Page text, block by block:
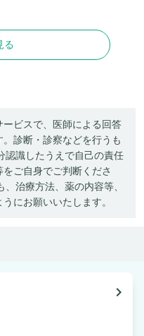
る
ビスで、医師による回答
診断・診察などを行うも
認識したうえで自己の責任
ご自身でご判断くださ
治療方法、薬の内容等、
にお願いいたします。
navigate_next